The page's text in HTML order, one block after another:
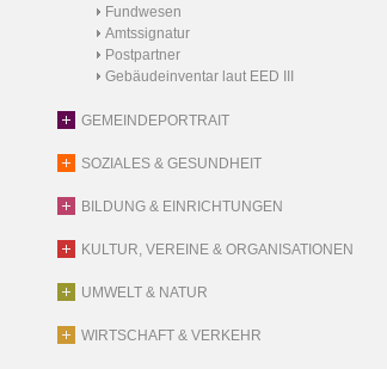
Fundwesen
Amtssignatur
Postpartner
Gebäudeinventar laut EED III
GEMEINDEPORTRAIT
SOZIALES & GESUNDHEIT
BILDUNG & EINRICHTUNGEN
KULTUR, VEREINE & ORGANISATIONEN
UMWELT & NATUR
WIRTSCHAFT & VERKEHR